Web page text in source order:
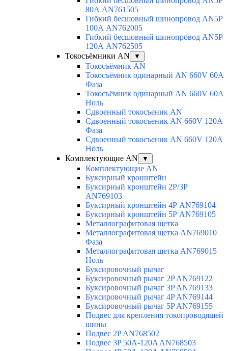
80А AN761505
Гибкий бесшовный шинопровод AN5P
100А AN762005
Гибкий бесшовный шинопровод AN5P
120А AN762505
Токосъёмники AN
▼
Токосъёмник AN
Токосъёмник одинарный AN 660V 60A
Фаза
Токосъёмник одинарный AN 660V 60A
Ноль
Сдвоенный токосъеник AN
Сдвоенный токосъеник AN 660V 120A
Фаза
Сдвоенный токосъеник AN 660V 120A
Ноль
Комплектующие AN
▼
Комплектующие AN
Буксирный кронштейн
Буксирный кронштейн 2Р/3Р
AN769103
Буксирный кронштейн 4Р AN769104
Буксирный кронштейн 5Р AN769105
Металлографитовая щетка
Металлографитовая щетка AN769010
Фаза
Металлографитовая щетка AN769015
Ноль
Буксировочный рычаг
Буксировочный рычаг 2P AN769122
Буксировочный рычаг 3P AN769133
Буксировочный рычаг 4P AN769144
Буксировочный рычаг 5P AN769155
Подвес для крепления токопроводящей
шины
Подвес 2P AN768502
Подвес 3P 50A-120A AN768503